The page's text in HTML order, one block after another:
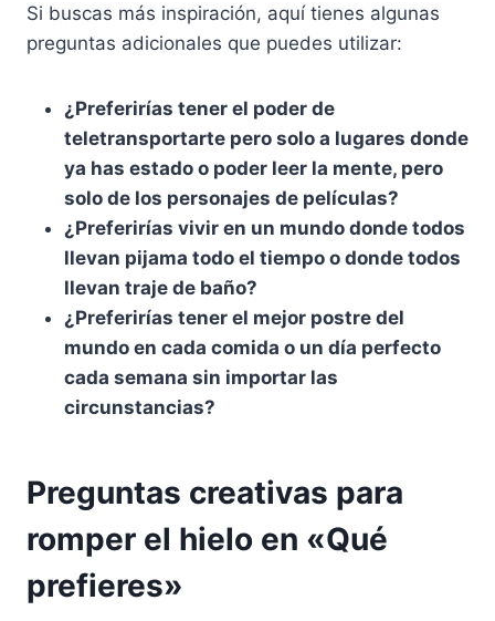
Si buscas más inspiración, aquí tienes algunas
preguntas adicionales que puedes utilizar:
¿Preferirías tener el poder de
teletransportarte pero solo a lugares donde
ya has estado o poder leer la mente, pero
solo de los personajes de películas?
¿Preferirías vivir en un mundo donde todos
llevan pijama todo el tiempo o donde todos
llevan traje de baño?
¿Preferirías tener el mejor postre del
mundo en cada comida o un día perfecto
cada semana sin importar las
circunstancias?
Preguntas creativas para
romper el hielo en «Qué
prefieres»